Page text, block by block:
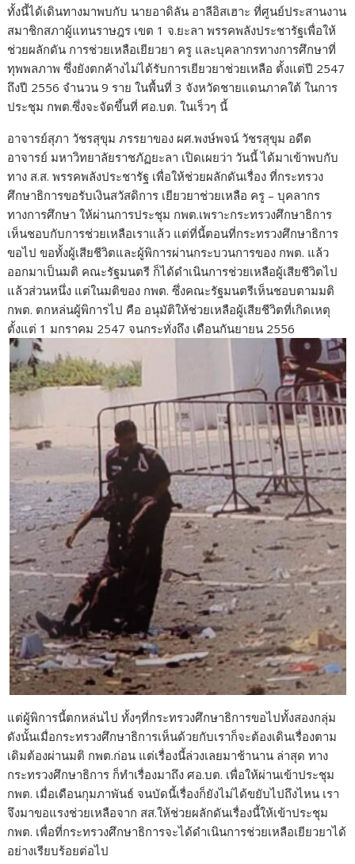
ทั้งนี้ได้เดินทางมาพบกับ นายอาดิลัน อาลีอิสเฮาะ ที่ศูนย์ประสานงาน
สมาชิกสภาผู้แทนราษฎร เขต 1 จ.ยะลา พรรคพลังประชารัฐเพื่อให้
ช่วยผลักดัน การช่วยเหลือเยียวยา ครู และบุคลากรทางการศึกษาที่
ทุพพลภาพ ซึ่งยังตกค้างไม่ได้รับการเยียวยาช่วยเหลือ ตั้งแต่ปี 2547
ถึงปี 2556 จำนวน 9 ราย ในพื้นที่ 3 จังหวัดชายแดนภาคใต้ ในการ
ประชุม กพต.ซึ่งจะจัดขึ้นที่ ศอ.บต. ในเร็วๆ นี้
อาจารย์สุภา วัชรสุขุม ภรรยาของ ผศ.พงษ์พจน์ วัชรสุขุม อดีต
อาจารย์ มหาวิทยาลัยราชภัฏยะลา เปิดเผยว่า วันนี้ ได้มาเข้าพบกับ
ทาง ส.ส. พรรคพลังประชารัฐ เพื่อให้ช่วยผลักดันเรื่อง ที่กระทรวง
ศึกษาธิการขอรับเงินสวัสดิการ เยียวยาช่วยเหลือ ครู – บุคลากร
ทางการศึกษา ให้ผ่านการประชุม กพต.เพราะกระทรวงศึกษาธิการ
เห็นชอบกับการช่วยเหลือเราแล้ว แต่ที่นี้ตอนที่กระทรวงศึกษาธิการ
ขอไป ขอทั้งผู้เสียชีวิตและผู้พิการผ่านกระบวนการของ กพต. แล้ว
ออกมาเป็นมติ คณะรัฐมนตรี ก็ได้ดำเนินการช่วยเหลือผู้เสียชีวิตไป
แล้วส่วนหนึ่ง แต่ในมติของ กพต. ซึ่งคณะรัฐมนตรีเห็นชอบตามมติ
กพต. ตกหล่นผู้พิการไป คือ อนุมัติให้ช่วยเหลือผู้เสียชีวิตที่เกิดเหตุ
ตั้งแต่ 1 มกราคม 2547 จนกระทั่งถึง เดือนกันยายน 2556
แต่ผู้พิการนี้ตกหล่นไป ทั้งๆที่กระทรวงศึกษาธิการขอไปทั้งสองกลุ่ม
ดังนั้นเมื่อกระทรวงศึกษาธิการเห็นด้วยกับเราก็จะต้องเดินเรื่องตาม
เดิมต้องผ่านมติ กพต.ก่อน แต่เรื่องนี้ล่วงเลยมาช้านาน ล่าสุด ทาง
กระทรวงศึกษาธิการ ก็ทำเรื่องมาถึง ศอ.บต. เพื่อให้ผ่านเข้าประชุม
กพต. เมื่อเดือนกุมภาพันธ์ จนบัดนี้เรื่องก็ยังไม่ได้ขยับไปถึงไหน เรา
จึงมาขอแรงช่วยเหลือจาก สส.ให้ช่วยผลักดันเรื่องนี้ให้เข้าประชุม
กพต. เพื่อที่กระทรวงศึกษาธิการจะได้ดำเนินการช่วยเหลือเยียวยาได้
อย่างเรียบร้อยต่อไป